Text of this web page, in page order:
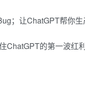
；让ChatGPT帮你生
ChatGPT的第一波红